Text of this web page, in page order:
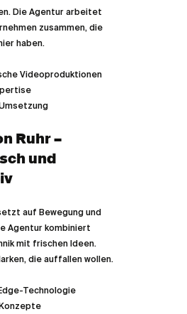
Die Agentur arbeitet
zusammen, die
haben.
Videoproduktionen
Ruhr –
und
auf Bewegung und
Agentur kombiniert
mit frischen Ideen.
die auffallen wollen.
Technologie